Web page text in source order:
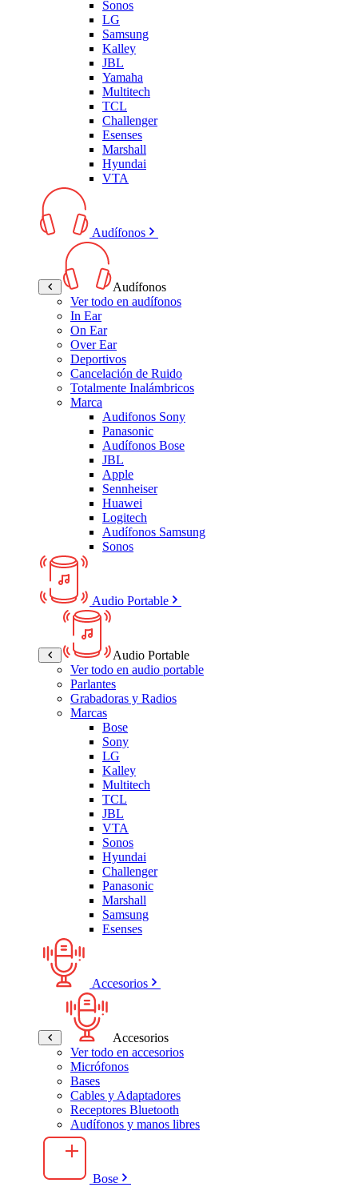
Sonos
LG
Samsung
Kalley
JBL
Yamaha
Multitech
TCL
Challenger
Esenses
Marshall
Hyundai
VTA
Audífonos
Audífonos
Ver todo en audífonos
In Ear
On Ear
Over Ear
Deportivos
Cancelación de Ruido
Totalmente Inalámbricos
Marca
Audifonos Sony
Panasonic
Audífonos Bose
JBL
Apple
Sennheiser
Huawei
Logitech
Audífonos Samsung
Sonos
Audio Portable
Audio Portable
Ver todo en audio portable
Parlantes
Grabadoras y Radios
Marcas
Bose
Sony
LG
Kalley
Multitech
TCL
JBL
VTA
Sonos
Hyundai
Challenger
Panasonic
Marshall
Samsung
Esenses
Accesorios
Accesorios
Ver todo en accesorios
Micrófonos
Bases
Cables y Adaptadores
Receptores Bluetooth
Audífonos y manos libres
Bose